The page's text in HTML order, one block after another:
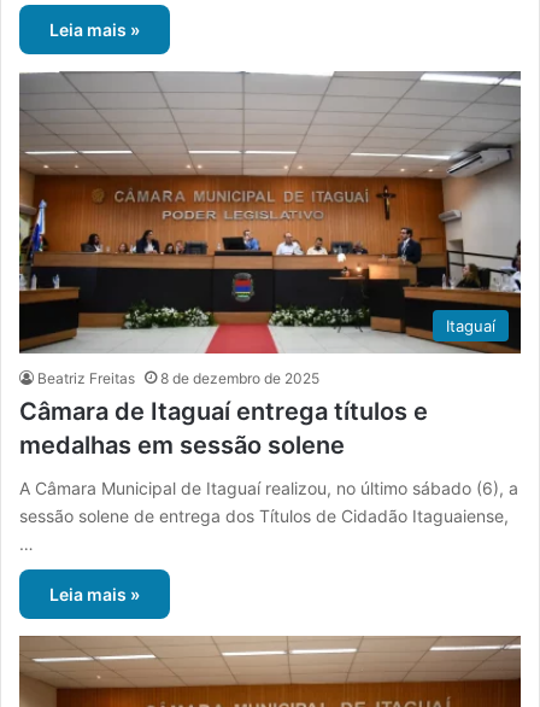
Leia mais »
Itaguaí
Beatriz Freitas 8 de dezembro de 2025
Câmara de Itaguaí entrega títulos e
medalhas em sessão solene
A Câmara Municipal de Itaguaí realizou, no último sábado (6), a
sessão solene de entrega dos Títulos de Cidadão Itaguaiense,
…
Leia mais »